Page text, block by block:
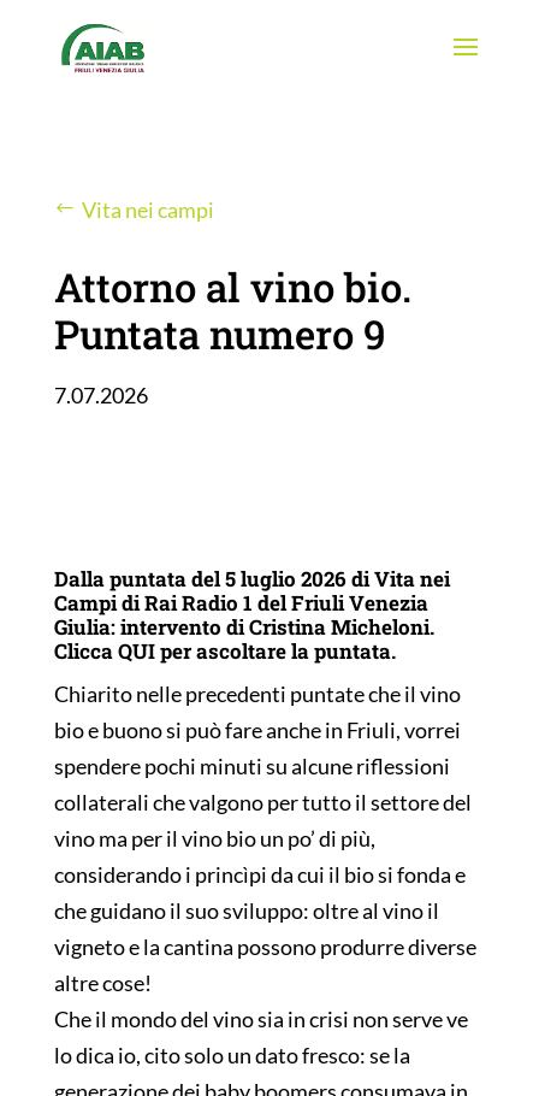
Vita nei campi
Attorno al vino bio.
Puntata numero 9
7.07.2026
Dalla puntata del 5 luglio 2026 di Vita nei
Campi di Rai Radio 1 del Friuli Venezia
Giulia: intervento di Cristina Micheloni.
CliccaQUIper ascoltare la puntata.
Chiarito nelle precedenti puntate che il vino
bio e buono si può fare anche in Friuli, vorrei
spendere pochi minuti su alcune riflessioni
collaterali che valgono per tutto il settore del
vino ma per il vino bio un po’ di più,
considerando i princìpi da cui il bio si fonda e
che guidano il suo sviluppo: oltre al vino il
vigneto e la cantina possono produrre diverse
altre cose!
Che il mondo del vino sia in crisi non serve ve
lo dica io, cito solo un dato fresco: se la